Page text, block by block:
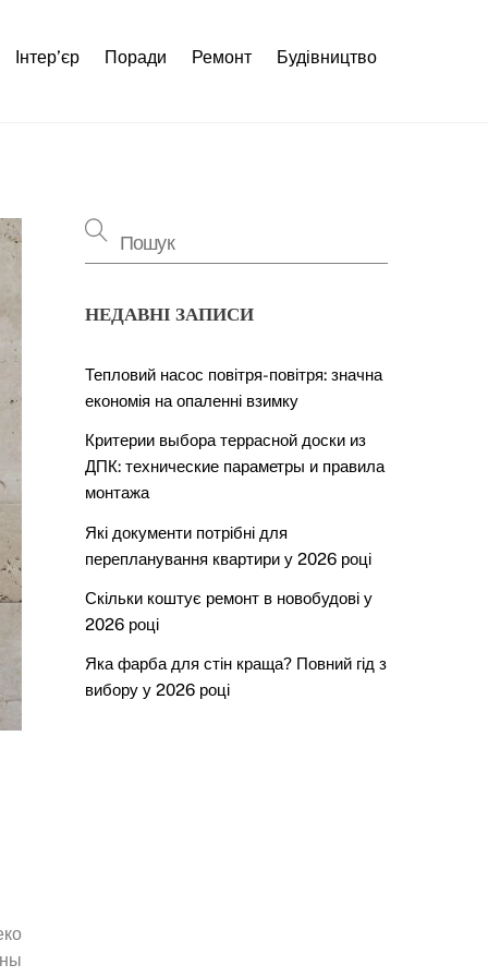
Інтер’єр Поради Ремонт Будівництво
НЕДАВНІ ЗАПИСИ
Тепловий насос повітря-повітря: значна
економія на опаленні взимку
Критерии выбора террасной доски из
ДПК: технические параметры и правила
монтажа
Які документи потрібні для
перепланування квартири у 2026 році
Скільки коштує ремонт в новобудові у
2026 році
Яка фарба для стін краща? Повний гід з
вибору у 2026 році